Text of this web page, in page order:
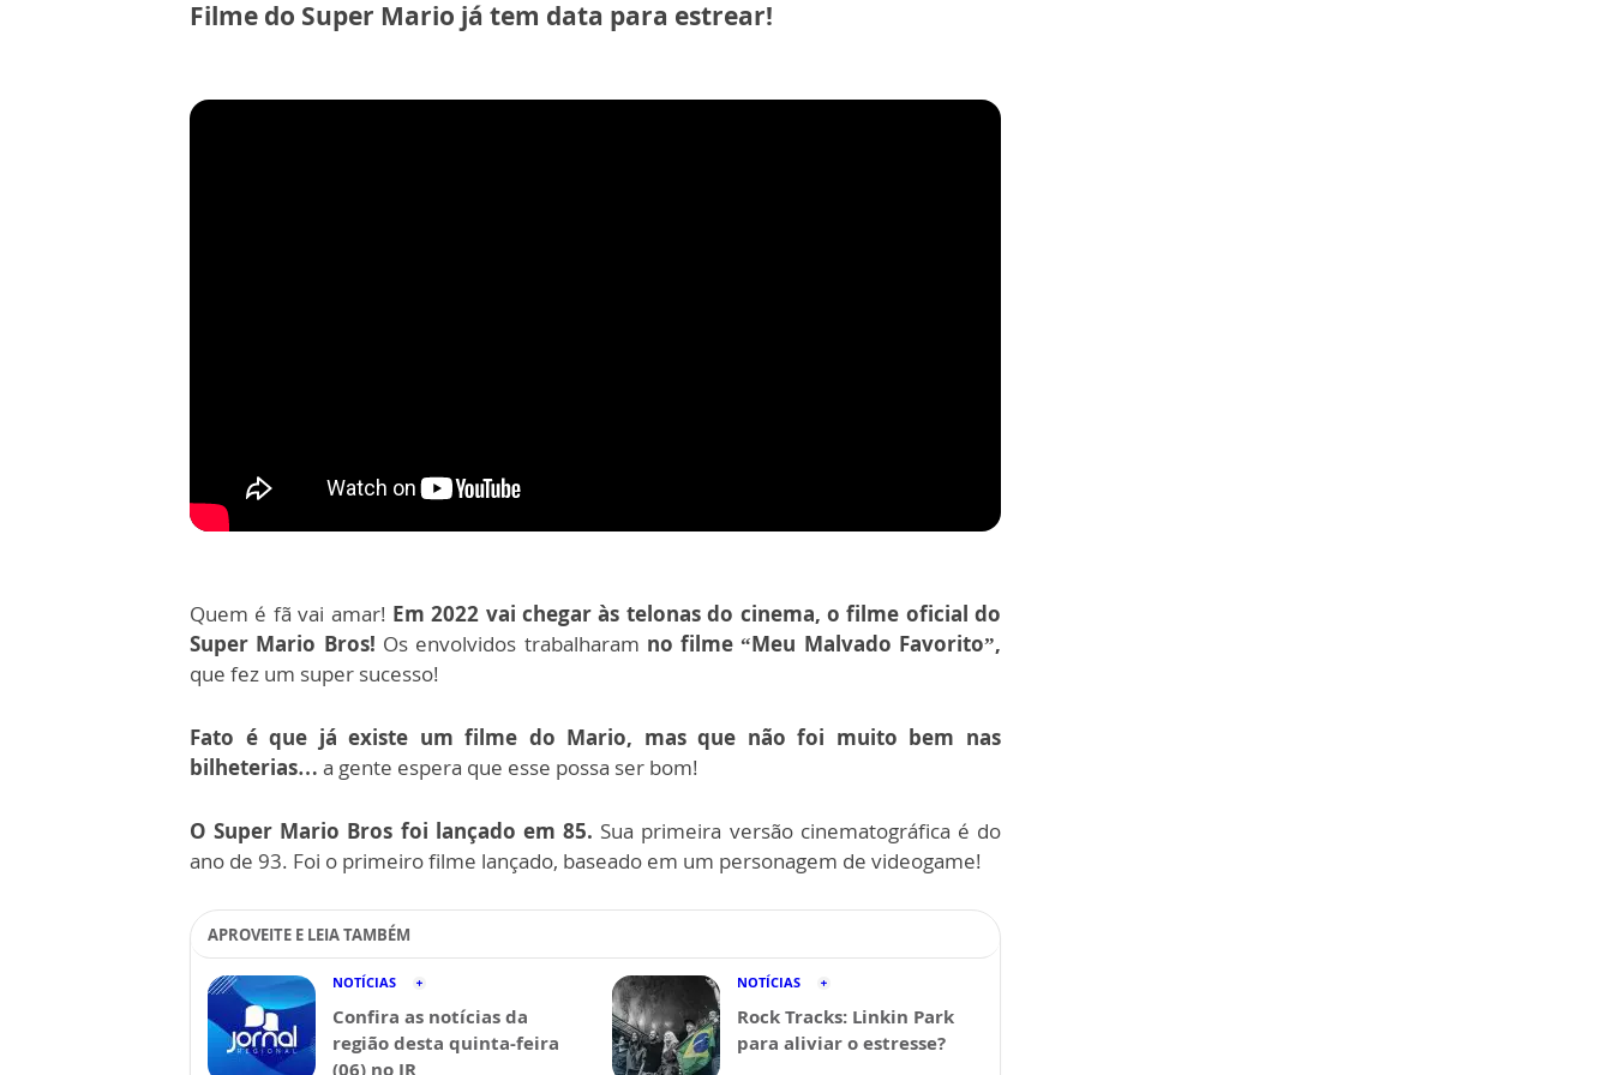
Filme do Super Mario já tem data para estrear!
Quem é fã vai amar! Em 2022 vai chegar às telonas do cinema, o filme oficial do
Super Mario Bros! Os envolvidos trabalharam no filme “Meu Malvado Favorito”,
que fez um super sucesso!
Fato é que já existe um filme do Mario, mas que não foi muito bem nas
bilheterias… a gente espera que esse possa ser bom!
O Super Mario Bros foi lançado em 85. Sua primeira versão cinematográfica é do
ano de 93. Foi o primeiro filme lançado, baseado em um personagem de videogame!
APROVEITE E LEIA TAMBÉM
NOTÍCIAS
Confira as notícias da
região desta quinta-feira
(06) no JR
NOTÍCIAS
Rock Tracks: Linkin Park
para aliviar o estresse?